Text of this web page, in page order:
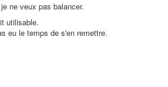
ne veux pas balancer.
utilisable.
eu le temps de s'en remettre.